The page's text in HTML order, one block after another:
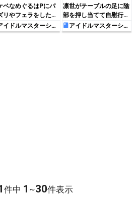
ベなめぐるはPにパ
リやフェラをした
対面座位や正常位で
て中出しSEXの妄想
イドルマスターシャ
ーカラーズ
凛世がテーブルの足に陰
部を押し当てて自慰行為
したり、冬優子が鏡を見
ながら手マンオナニーし
アイドルマスターシャ
イニーカラーズ
件中 1 ~30件表示